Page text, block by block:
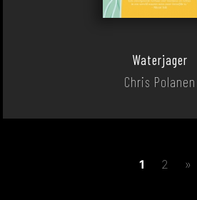
Waterjager
Chris Polanen
1 2 »